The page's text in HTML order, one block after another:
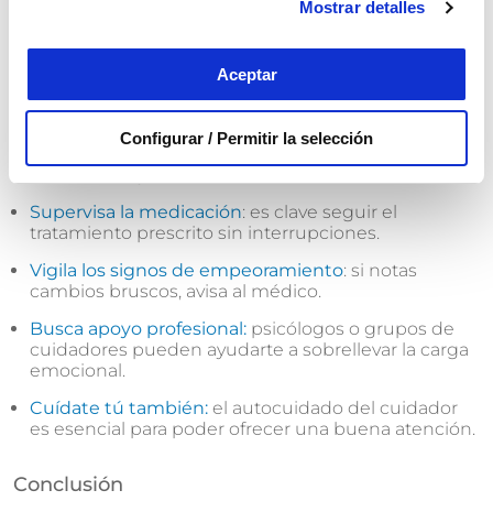
Mostrar detalles
Aceptar
Configurar / Permitir la selección
no discutas ni trates de
Fomenta la rutina:las rutinas diarias aportan
seguridad y estabilidad emocional.
Asegura un entorno tranquilo:
Supervisa la medicación: es clave seguir el
tratamiento prescrito sin interrupciones.
Vigila los signos de empeoramiento: si notas
cambios bruscos, avisa al médico.
Busca apoyo profesional: psicólogos o grupos de
cuidadores pueden ayudarte a sobrellevar la carga
emocional.
Cuídate tú también: el autocuidado del cuidador
es esencial para poder ofrecer una buena atención.
Conclusión